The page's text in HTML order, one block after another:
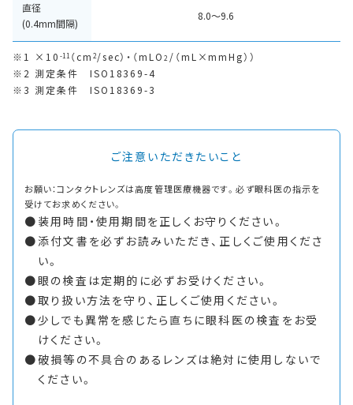
直径
(0.4mm間隔)
8.0〜9.6
1 ×10 -11 （cm 2/sec）・（mLO 2/（mL×mmHg））
2 測定条件 ISO18369-4
3 測定条件 ISO18369-3
ご注意いただきたいこと
お願い：コンタクトレンズは高度管理医療機器です。必ず眼科医の指示を
受けてお求めください。
装用時間・使用期間を正しくお守りください。
添付文書を必ずお読みいただき、正しくご使用くださ
い。
眼の検査は定期的に必ずお受けください。
取り扱い方法を守り、正しくご使用ください。
少しでも異常を感じたら直ちに眼科医の検査をお受
けください。
破損等の不具合のあるレンズは絶対に使用しないで
ください。